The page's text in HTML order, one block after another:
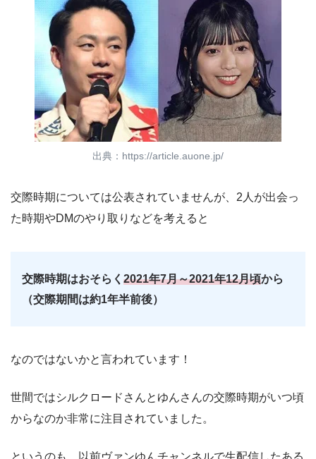
出典：https://article.auone.jp/
交際時期については公表されていませんが、2人が出会っ
た時期やDMのやり取りなどを考えると
交際時期はおそらく 2021年7月～2021年12月頃から
（交際期間は約1年半前後）
なのではないかと言われています！
世間ではシルクロードさんとゆんさんの交際時期がいつ頃
からなのか非常に注目されていました。
というのも、以前ヴァンゆんチャンネルで生配信したある